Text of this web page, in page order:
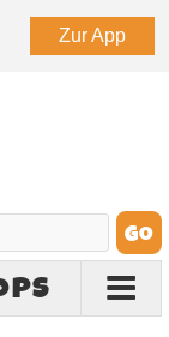
Zur App